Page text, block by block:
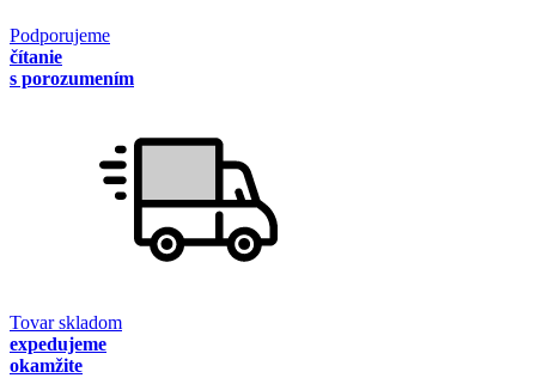
Podporujeme
čítanie
s porozumením
Tovar skladom
expedujeme
okamžite